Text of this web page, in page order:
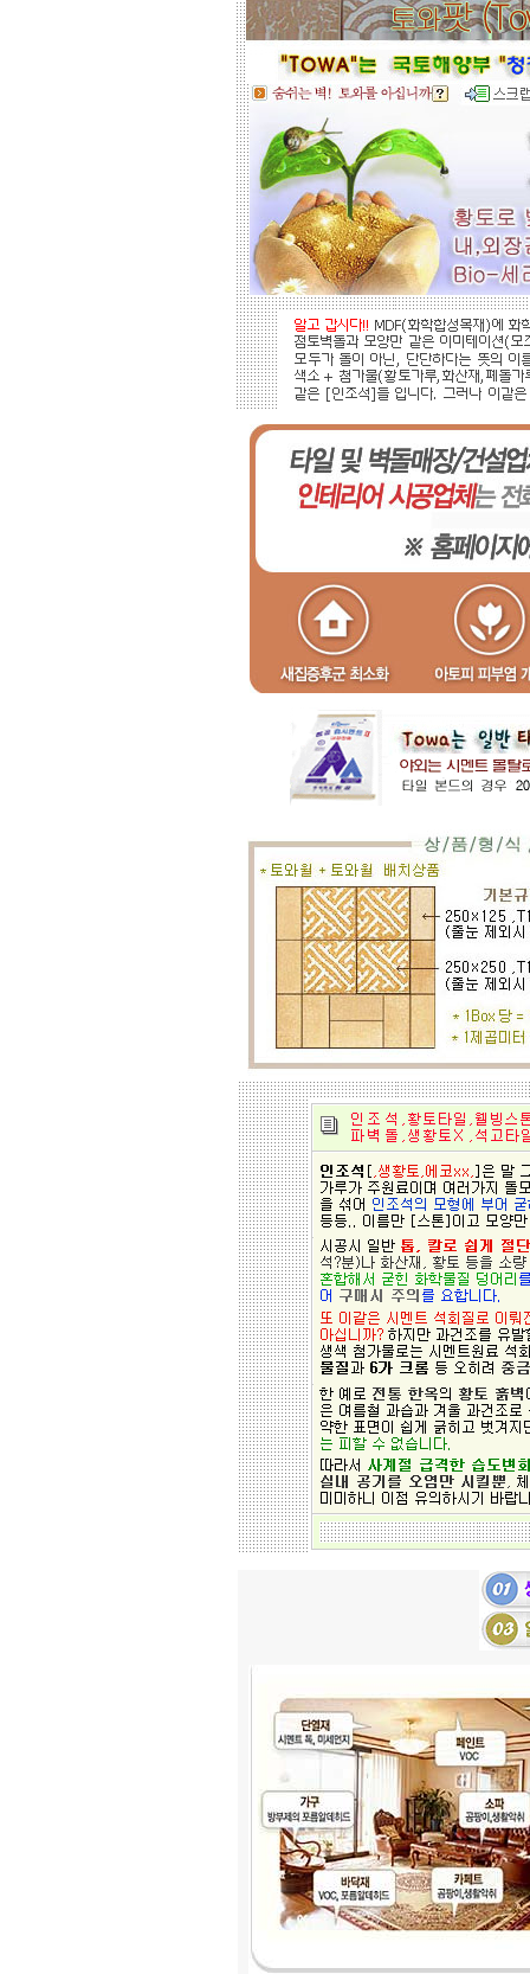
적외선 방사로 따뜻하게..
도자부조로 조각된 최고의 작품을 인
테리어 마감자재로 활용하여 집안품
격을 업그레이드해 보세요.